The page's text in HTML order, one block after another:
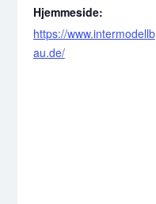
Hjemmeside:
https://www.intermodellb
au.de/